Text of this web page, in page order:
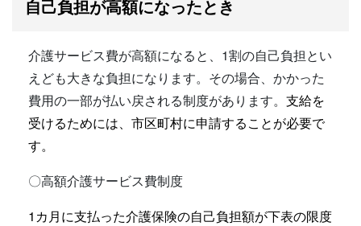
自己負担が高額になったとき
介護サービス費が高額になると、1割の自己負担とい
えども大きな負担になります。その場合、かかった
費用の一部が払い戻される制度があります。 支給を
受けるためには、市区町村に申請することが必要で
す。
〇高額介護サービス費制度
1カ月に支払った介護保険の自己負担額が下表の限度